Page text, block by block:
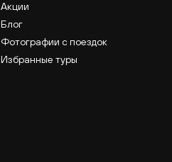
Акции
Блог
Фотографии с поездок
Избранные туры